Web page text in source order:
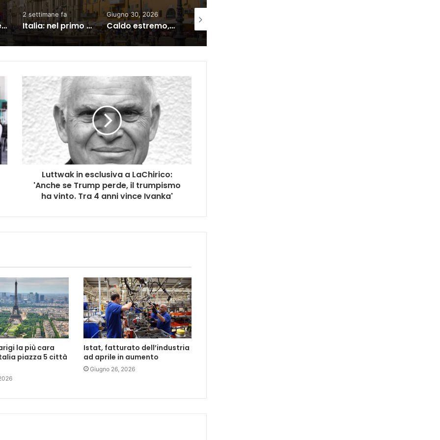
Italia: nel primo trimestre 2026 sale ancora il debito pubblico
Giugno 30, 2026
Caldo estremo, Enel blinda la rete contro i blackout
3 giorni fa
Turismo al giro di boa: sempre più stranieri in Riviera
2 settimane fa
Luttwak in esclusiva a LaChirico:
'Anche se Trump perde, il trumpismo
ha vinto. Tra 4 anni vince Ivanka'
la più cara
piazza 5 città
Istat, fatturato dell’industria
ad aprile in aumento
Giugno 26, 2026